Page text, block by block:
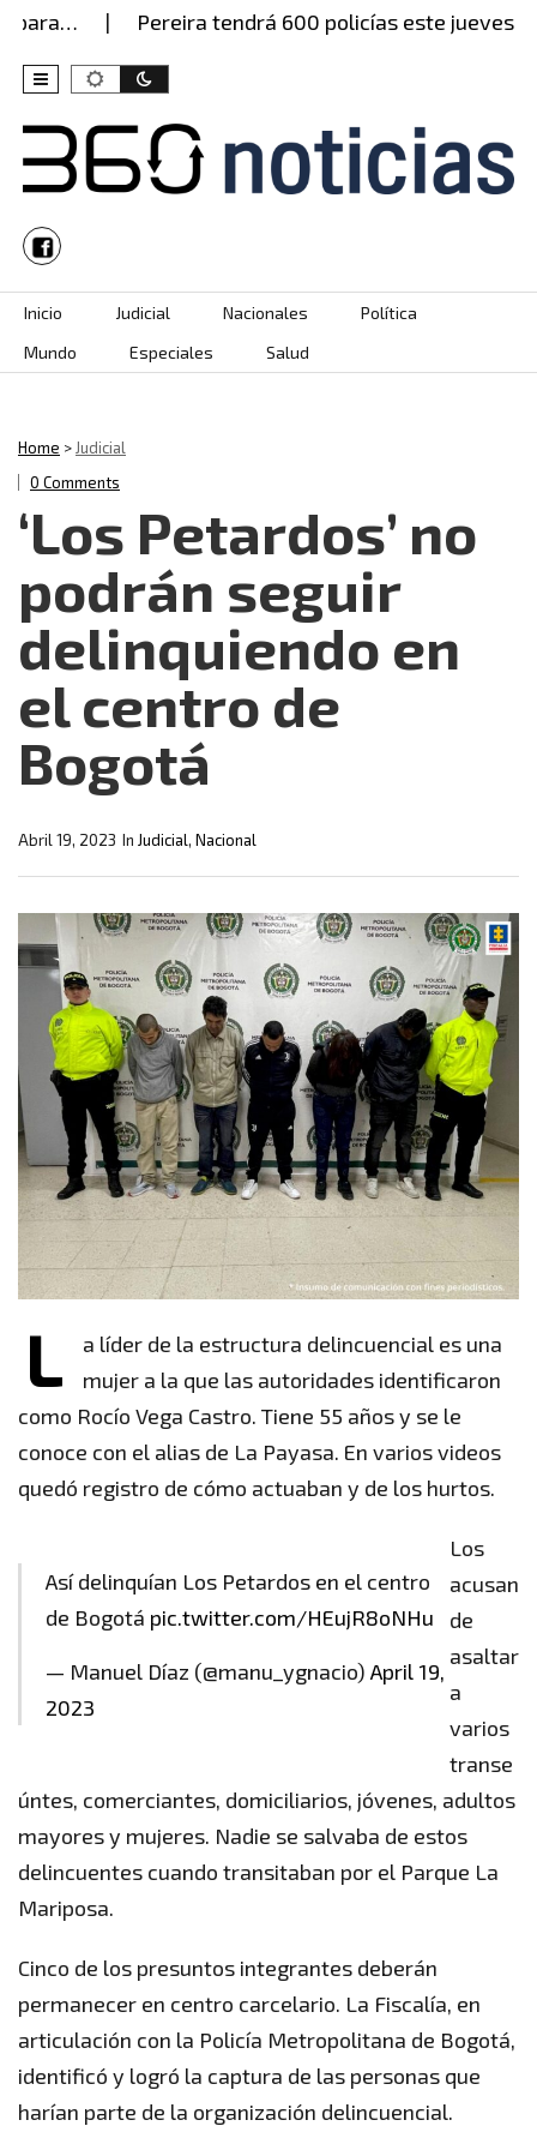
Pereira tendrá 600 policías este jueves,
Skip to content
Inicio Judicial Nacionales
Política
Mundo
Especiales Salud
Home >Judicial
0 Comments
‘Los Petardos’ no
podrán seguir
delinquiendo en
el centro de
Bogotá
In Judicial, Nacional
Abril 19, 2023
L
a líder de la estructura delincuencial es una
mujer a la que las autoridades identificaron
como Rocío Vega Castro. Tiene 55 años y se le
conoce con el alias de La Payasa. En varios videos
quedó registro de cómo actuaban y de los hurtos.
Así delinquían Los Petardos en el centro
de Bogotá pic.twitter.com/HEujR8oNHu
— Manuel Díaz (@manu_ygnacio) April 19,
2023
Los
acusan
de
asaltar
a
varios
transe
úntes, comerciantes, domiciliarios, jóvenes, adultos
mayores y mujeres. Nadie se salvaba de estos
delincuentes cuando transitaban por el Parque La
Mariposa.
Cinco de los presuntos integrantes deberán
permanecer en centro carcelario. La Fiscalía, en
articulación con la Policía Metropolitana de Bogotá,
identificó y logró la captura de las personas que
harían parte de la organización delincuencial.